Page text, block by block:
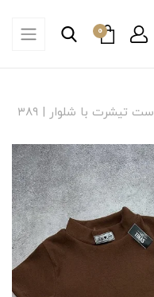
0
ست تیشرت با شلوار | ۳۸۹